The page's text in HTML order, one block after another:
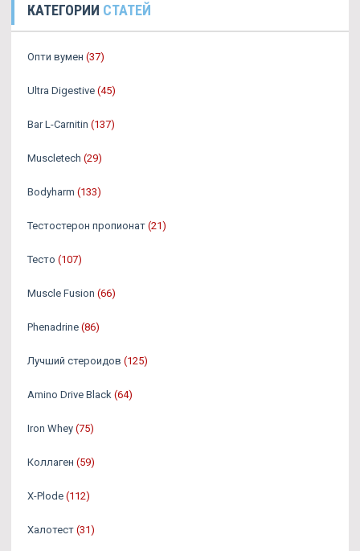
КАТЕГОРИИ СТАТЕЙ
Опти вумен (37)
Ultra Digestive (45)
Bar L-Carnitin (137)
Muscletech (29)
Bodyharm (133)
Тестостерон пропионат (21)
Тесто (107)
Muscle Fusion (66)
Phenadrine (86)
Лучший стероидов (125)
Amino Drive Black (64)
Iron Whey (75)
Коллаген (59)
X-Plode (112)
Халотест (31)